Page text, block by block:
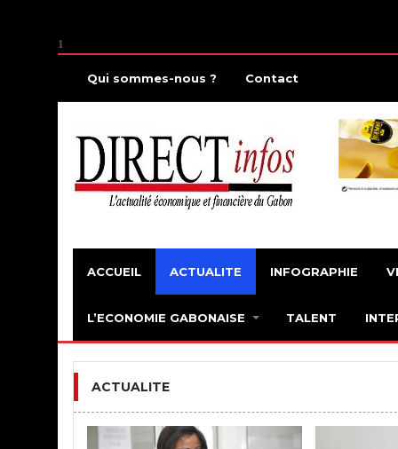
1
Qui sommes-nous ? Contact
ACCUEIL ACTUALITE INFOGRAPHIE
L’ECONOMIE GABONAISE TALENT
ACTUALITE